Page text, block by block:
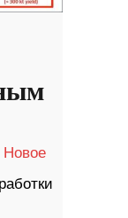
Новое